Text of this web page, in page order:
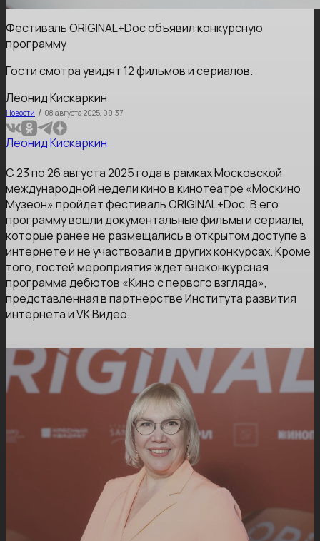
Фестиваль ORIGINAL+Doc объявил конкурсную
программу
Гости смотра увидят 12 фильмов и сериалов.
Леонид Кискаркин
Новости / 08 августа 2025, 09:37
Леонид Кискаркин
С 23 по 26 августа 2025 года в рамках Московской
международной недели кино в кинотеатре «Москино
Музеон» пройдет фестиваль ORIGINAL+Doc. В его
программу вошли документальные фильмы и сериалы,
которые ранее не размещались в открытом доступе в
интернете и не участвовали в других конкурсах. Кроме
того, гостей мероприятия ждет внеконкурсная
программа дебютов «Кино с первого взгляда»,
представленная в партнерстве Института развития
интернета и VK Видео.